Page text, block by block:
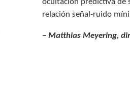
ocultación predictiva de
relación señal-ruido
– Matthias Meyering,